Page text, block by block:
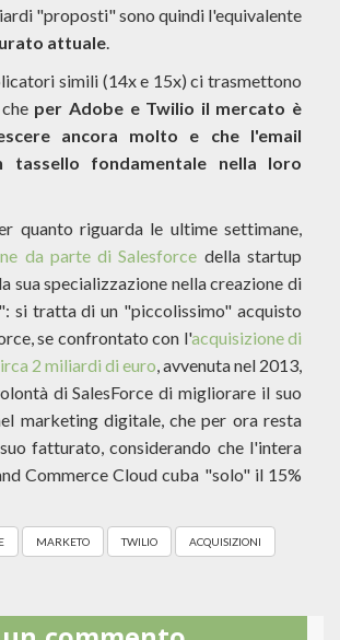
"proposti" sono quindi l'equivalente
attuale.
simili (14x e 15x) ci trasmettono
per Adobe e Twilio il mercato è
ancora molto e che l'email
tassello fondamentale nella loro
quanto riguarda le ultime settimane,
da parte di Salesforce della startup
sua specializzazione nella creazione di
si tratta di un "piccolissimo" acquisto
se confrontato con l'acquisizione di
2 miliardi di euro, avvenuta nel 2013,
di SalesForce di migliorare il suo
marketing digitale, che per ora resta
fatturato, considerando che l'intera
Commerce Cloud cuba "solo" il 15%
MARKETO TWILIO ACQUISIZIONI